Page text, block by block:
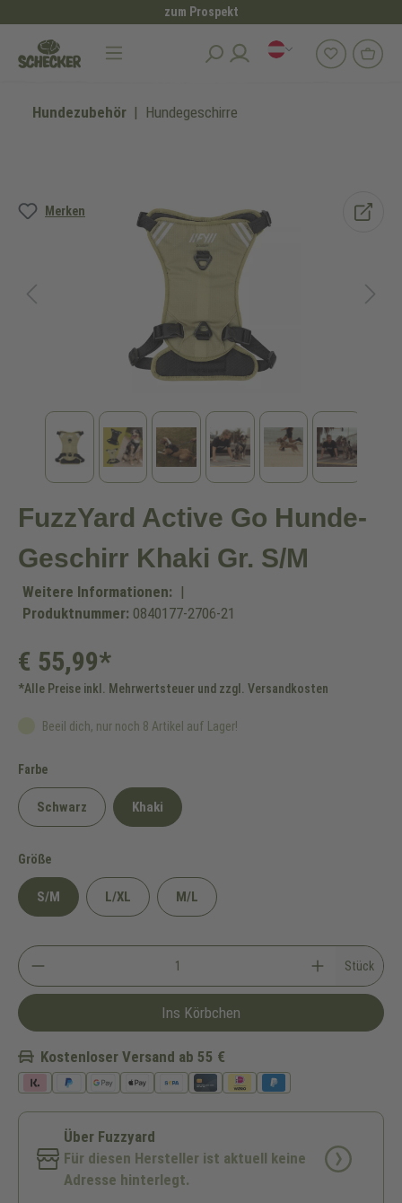
zum Prospekt
Hundezubehör Hundegeschirre
Merken
Bildergalerie überspringen
FuzzYard Active Go Hunde-
Geschirr Khaki Gr. S/M
Weitere Informationen: |
Produktnummer: 0840177-2706-21
€ 55,99*
*Alle Preise inkl. Mehrwertsteuer und zzgl. Versandkosten
Beeil dich, nur noch 8 Artikel auf Lager!
Farbeauswählen
Schwarz Khaki
Größeauswählen
S/M L/XL M/L
Stück
Ins Körbchen
Kostenloser Versand ab 55 €
Über Fuzzyard
Für diesen Hersteller ist aktuell keine
Adresse hinterlegt.